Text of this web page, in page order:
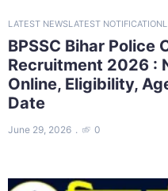
LATEST NEWSLATEST NOTIFICATION
BPSSC Bihar Police
Recruitment 2026 :
Online, Eligibility,
Date
June 29, 2026 0